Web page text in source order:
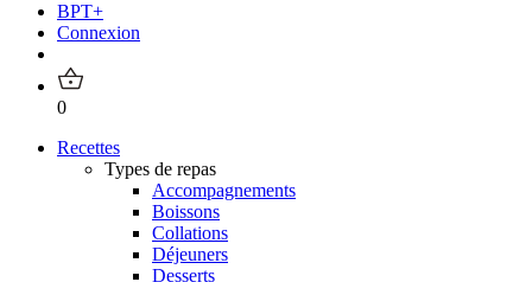
BPT+
Connexion
0
Recettes
Types de repas
Accompagnements
Boissons
Collations
Déjeuners
Desserts